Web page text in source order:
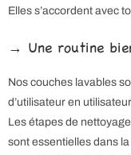
Elles s’accordent avec
→ Une routine
Nos couches lavables
d’utilisateur en
Les étapes de
sont essentielles dans